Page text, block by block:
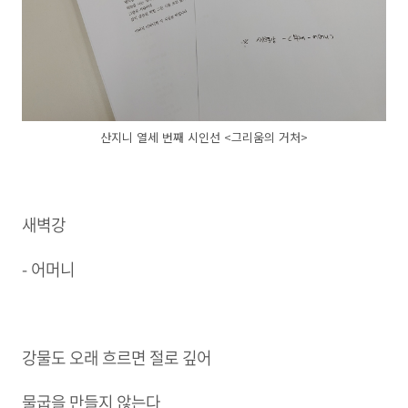
산지니 열세 번째 시인선 <그리움의 거처>
새벽강
- 어머니
강물도 오래 흐르면 절로 깊어
물굽을 만들지 않는다